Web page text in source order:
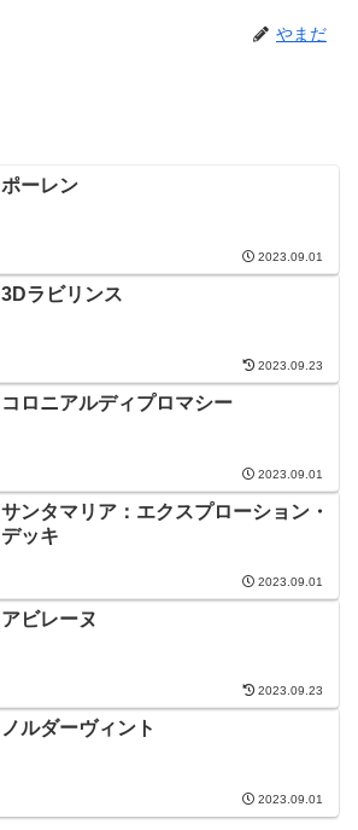
やまだ
ポーレン
2023.09.01
3Dラビリンス
2023.09.23
コロニアルディプロマシー
2023.09.01
サンタマリア：エクスプローション・
デッキ
2023.09.01
アビレーヌ
2023.09.23
ノルダーヴィント
2023.09.01